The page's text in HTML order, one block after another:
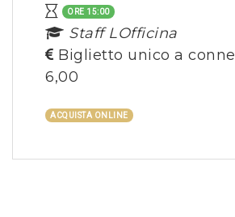
ORE 15:00
Staff LOfficina
Biglietto unico a
6,00
ACQUISTA ONLINE